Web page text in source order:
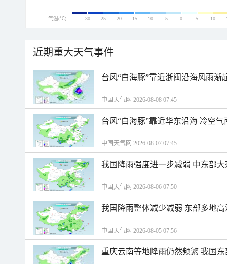
气温(℃) -30 -25 -20 -15 -10 -5 0 5 10
近期重大天气事件
台风“白海豚”靠近浙闽沿海风雨渐
中国天气网 2026-08-08 07:45
台风“白海豚”靠近华东沿海 冷空
中国天气网 2026-08-07 07:45
我国降雨强度进一步减弱 中东部
中国天气网 2026-08-06 07:50
我国降雨整体减少减弱 东部多地
中国天气网 2026-08-05 07:56
重庆云南等地降雨仍然频繁 我国